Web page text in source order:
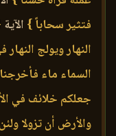
فتثير سحاباً } الآية
النهار ويولج
السماء ماء
جعلكم خلائف في
والأرض أن تزولا